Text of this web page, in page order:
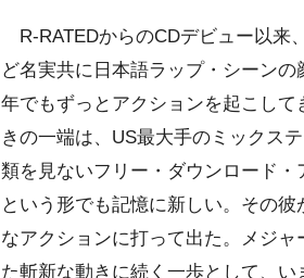
R-RATEDからのCDデビュー以来
ど名実共に日本語ラップ・シーン
年でもずっとアクションを起こし
きの一端は、US最大手のミックス
類を見ないフリー・ダウンロード・
という形でも記憶に新しい。その
なアクションに打って出た。メジ
た斬新な動きに続く一歩として、